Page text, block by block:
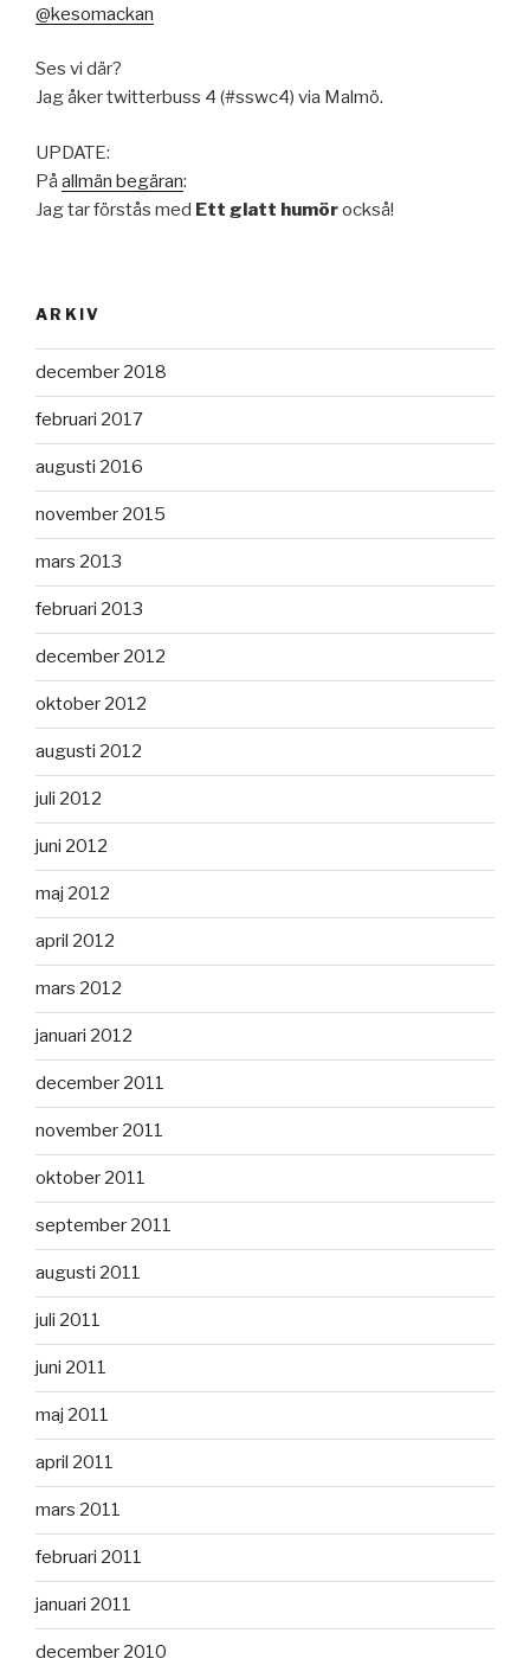
@kesomackan
Ses vi där?
Jag åker twitterbuss 4 (#sswc4) via Malmö.
UPDATE:
På allmän begäran:
Jag tar förstås med Ett glatt humörockså!
ARKIV
december 2018
februari 2017
augusti 2016
november 2015
mars 2013
februari 2013
december 2012
oktober 2012
augusti 2012
juli 2012
juni 2012
maj 2012
april 2012
mars 2012
januari 2012
december 2011
november 2011
oktober 2011
september 2011
augusti 2011
juli 2011
juni 2011
maj 2011
april 2011
mars 2011
februari 2011
januari 2011
december 2010